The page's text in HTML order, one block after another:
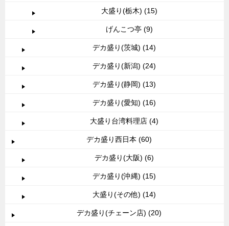
大盛り(栃木) (15)
げんこつ亭 (9)
デカ盛り(茨城) (14)
デカ盛り(新潟) (24)
デカ盛り(静岡) (13)
デカ盛り(愛知) (16)
大盛り台湾料理店 (4)
デカ盛り西日本 (60)
デカ盛り(大阪) (6)
デカ盛り(沖縄) (15)
大盛り(その他) (14)
デカ盛り(チェーン店) (20)